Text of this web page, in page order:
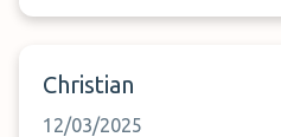
Christian
12/03/2025